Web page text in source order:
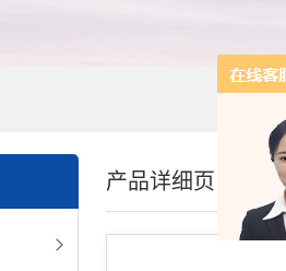
产品详细页